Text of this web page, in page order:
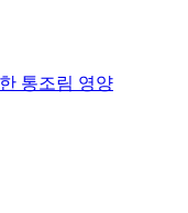
통조림 영양